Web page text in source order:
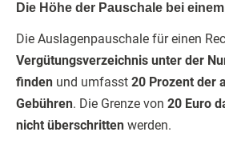
Die Höhe der Pauschale bei
Die Auslagenpauschale für einen
Vergütungsverzeichnis unter der
finden und umfasst 20 Prozent der
Gebühren. Die Grenze von 20 Euro
nicht überschritten werden.